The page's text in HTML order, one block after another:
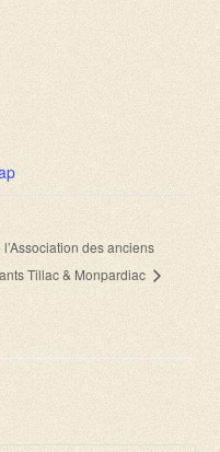
l’Association des anciens
Tillac & Monpardiac